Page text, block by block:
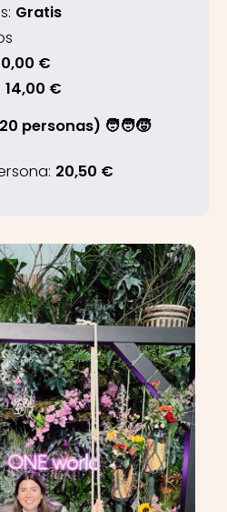
Gratis
€
14,00 €
personas) 🧑‍🧑‍🧒
20,50 €